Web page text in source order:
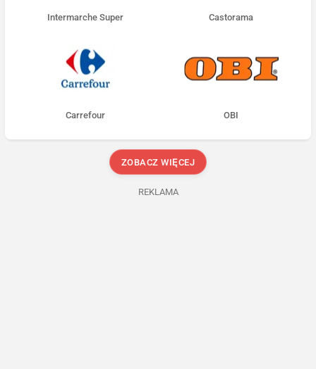
Intermarche Super Castorama
Carrefour OBI
ZOBACZ WIĘCEJ
REKLAMA